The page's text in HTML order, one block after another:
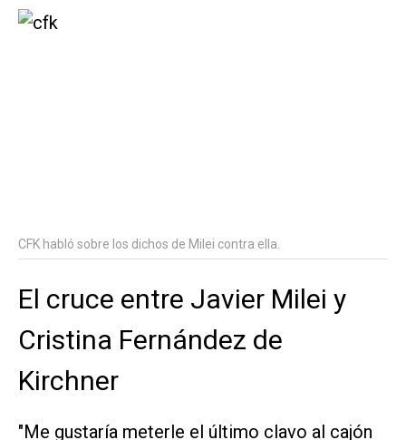
CFK habló sobre los dichos de Milei contra ella.
El cruce entre Javier Milei y
Cristina Fernández de
Kirchner
"Me gustaría meterle el último clavo al cajón